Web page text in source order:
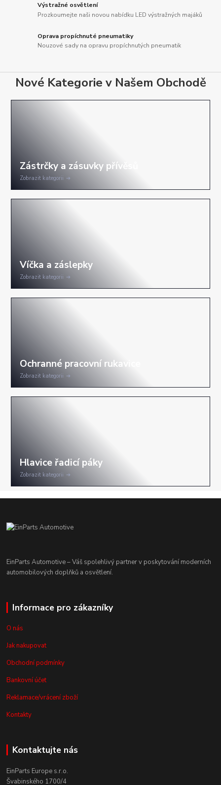
Výstražné osvětlení
Prozkoumejte naši novou nabídku LED výstražných majáků
Oprava propíchnuté pneumatiky
Nouzové sady na opravu propíchnutých pneumatik
Nové Kategorie v Našem Obchodě
Zobrazit kategorii
Zobrazit kategorii
Zobrazit kategorii
Zobrazit kategorii
EinParts Automotive – Váš spolehlivý partner v poskytování moderních
automobilových doplňků a osvětlení.
Informace pro zákazníky
O nás
Jak nakupovat
Obchodní podmínky
Bankovní účet
Reklamace/vrácení zboží
Kontakty
Kontaktujte nás
EinParts Europe s.r.o.
Švabinského 1700/4